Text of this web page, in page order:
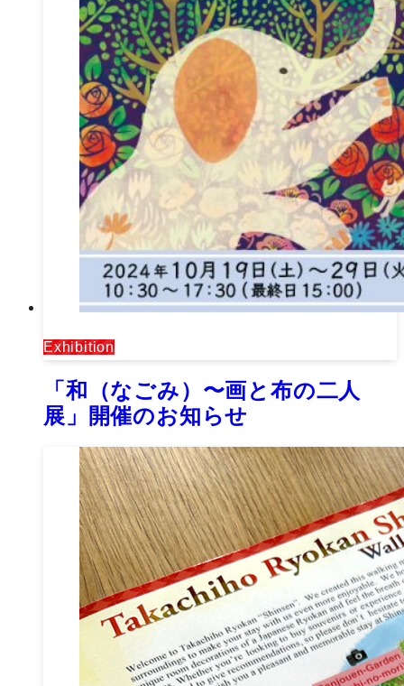
Exhibition
「和（なごみ）〜画と布の二人
展」開催のお知らせ